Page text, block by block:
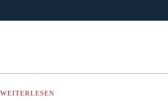
WEITERLESEN